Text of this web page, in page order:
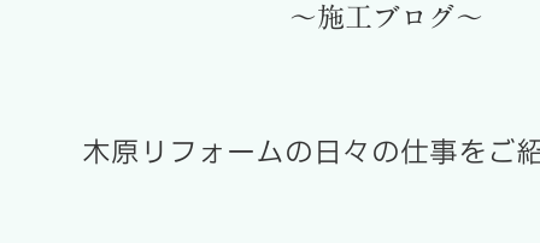
～施工ブログ～
木原リフォームの日々の仕事をご